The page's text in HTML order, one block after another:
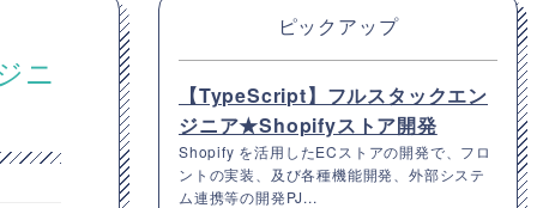
ニ
ピックアップ
【TypeScript】フルスタックエン
ジニア★Shopifyストア開発
Shopify を活用したECストアの開発で、フロ
ントの実装、及び各種機能開発、外部システ
ム連携等の開発PJ...